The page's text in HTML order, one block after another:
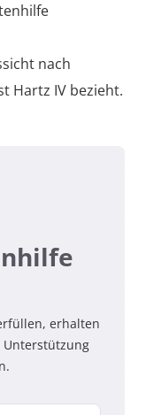
nach
Hartz IV bezieht.
erhalten
Unterstützung